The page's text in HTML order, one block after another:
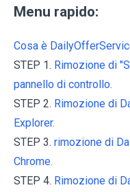
Menu rapido:
Cosa è
STEP 1. Rimozione di
pannello di controllo.
STEP 2. Rimozione di
Explorer.
STEP 3. rimozione di
Chrome.
STEP 4. Rimozione di